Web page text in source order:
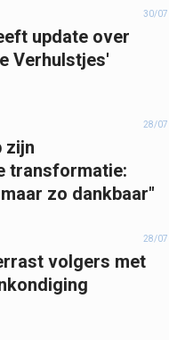
30/07
update over
Verhulstjes'
28/07
zijn
transformatie:
zo dankbaar"
28/07
volgers met